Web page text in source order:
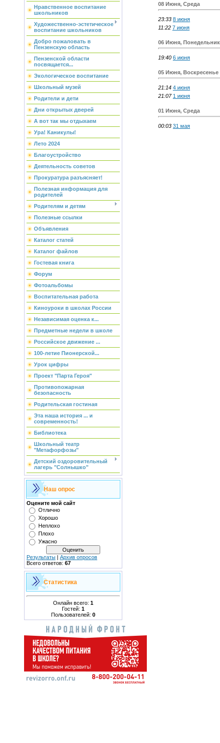
Нравственное воспитание
школьников
Художественно-эстетическое
воспитание школьников
Добро пожаловать в
Пензенскую область
Пензенской области
посвящается...
Экологическое воспитание
Школьный музей
Родители и дети
Дни открытых дверей
А вот так мы отдыхаем
Ура! Каникулы!
Лето 2024
Благоустройство
Деятельность советов
Прокуратура разъясняет!
Полезная информация для
родителей
Родителям и детям
Полезные ссылки
Объявления
Каталог статей
Каталог файлов
Гостевая книга
Форум
Фотоальбомы
Воспитательная работа
Киноуроки в школах России
Независимая оценка к...
Предметные недели в школе
Российское движение ...
100-летие Пионерской...
Урок цифры
Проект "Парта Героя"
Противопожарная
безопасность
Родительская гостиная
Эта наша история ... и
современность!
Библиотека
Школьный театр
"Метафорфозы"
Детский оздоровительный
лагерь "Солнышко"
Наш опрос
Оцените мой сайт
Отлично
Хорошо
Неплохо
Плохо
Ужасно
Результаты | Архив опросов
Всего ответов: 67
Статистика
Онлайн всего: 1
Гостей: 1
Пользователей: 0
08 Июня, Среда
23:33 8 июня
11:22 7 июня
06 Июня, Понедельник
19:40 6 июня
05 Июня, Воскресенье
21:14 4 июня
21:07 1 июня
01 Июня, Среда
00:03 31 мая